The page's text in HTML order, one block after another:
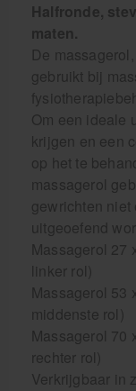
Halfronde,
maten.
De
gebruikt bij
Om een ideale
krijgen en een
op het te
massagerol
gewrichten
uitgeoefend
Massagerol
linker rol)
Massagerol 53
middenste rol)
Massagerol 70
rechter rol)
Verkrijgbaar in